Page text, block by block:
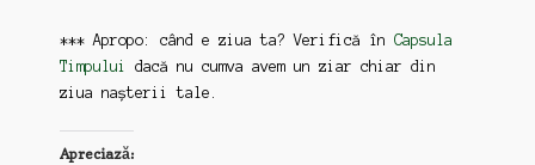
*** Apropo: când e ziua ta? Verifică în Capsula
Timpului
dacă nu cumva avem un ziar chiar din
ziua nașterii tale.
Apreciază: